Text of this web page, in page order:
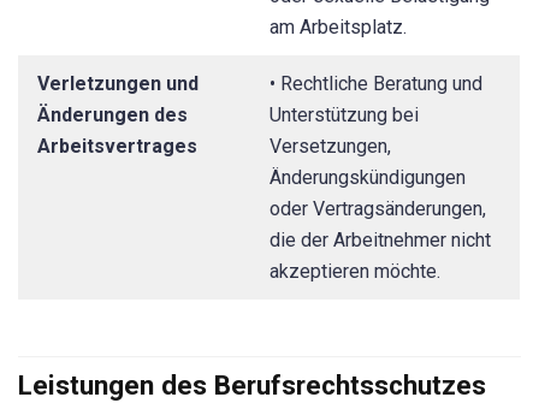
am Arbeitsplatz.
Verletzungen und
Änderungen des
Arbeitsvertrages
• Rechtliche Beratung und
Unterstützung bei
Versetzungen,
Änderungskündigungen
oder Vertragsänderungen,
die der Arbeitnehmer nicht
akzeptieren möchte.
Leistungen des Berufsrechtsschutzes